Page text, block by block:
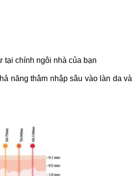
tại chính ngôi nhà của bạn
năng thâm nhập sâu vào làn da và